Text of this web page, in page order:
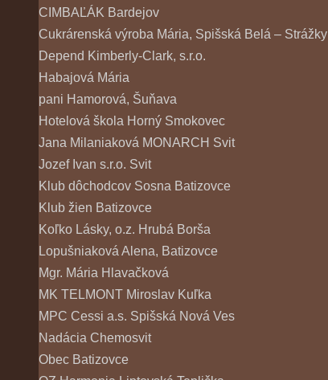
CIMBAĽÁK Bardejov
Cukrárenská výroba Mária, Spišská Belá – Strážky
Depend Kimberly-Clark, s.r.o.
Habajová Mária
pani Hamorová, Šuňava
Hotelová škola Horný Smokovec
Jana Milaniaková MONARCH Svit
Jozef Ivan s.r.o. Svit
Klub dôchodcov Sosna Batizovce
Klub žien Batizovce
Koľko Lásky, o.z. Hrubá Borša
Lopušniaková Alena, Batizovce
Mgr. Mária Hlavačková
MK TELMONT Miroslav Kuľka
MPC Cessi a.s. Spišská Nová Ves
Nadácia Chemosvit
Obec Batizovce